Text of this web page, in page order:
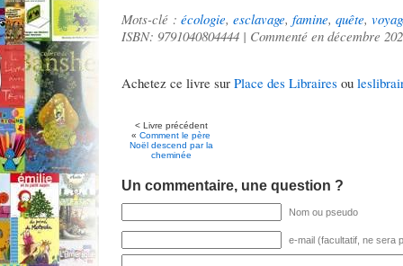
Mots-clé : écologie, esclavage, famine, quête,
ISBN: 9791040804444 | Commenté en décembre
Achetez ce livre sur Place des Libraires ou
< Livre précédent
« Comment le père
Noël descend par la
cheminée
Un commentaire, une question ?
Nom ou pseudo
e-mail (facultatif, ne sera